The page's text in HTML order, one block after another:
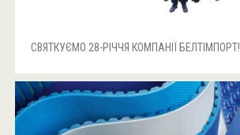
СВЯТКУЄМО 28-РІЧЧЯ КОМПАНІЇ БЕЛТІМПОРТ!